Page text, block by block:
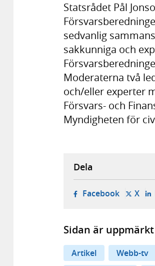
Statsrådet Pål
sedvanlig
sakkunniga och
Moderaterna två
och/eller experter
Försvars- och
Myndigheten för
Dela
Facebook- öppnas
X-
Sidan är
Artikel Webb-tv